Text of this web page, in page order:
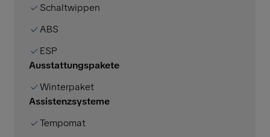
Schaltwippen
ABS
ESP
Ausstattungspakete
Winterpaket
Assistenzsysteme
Tempomat